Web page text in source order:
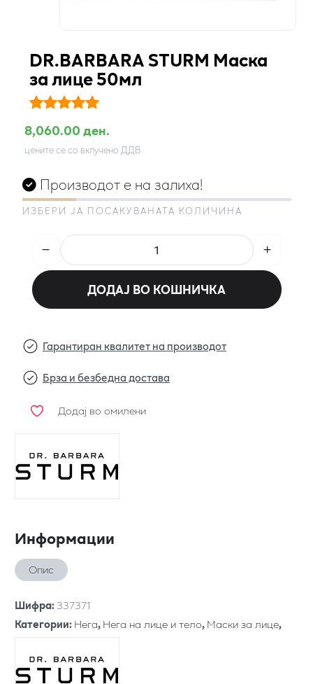
DR.BARBARA STURM Маска
за лице 50мл
8,060.00 ден.
цените се со вклучено ДДВ
Производот е на залиха!
ИЗБЕРИ ЈА ПОСАКУВАНАТА КОЛИЧИНА
ДОДАЈ ВО КОШНИЧКА
Гарантиран квалитет на производот
Брза и безбедна достава
Додај во омилени
Информации
Опис
Шифра:337371
Категории:Нега,Нега на лице и тело,Маски за лице,